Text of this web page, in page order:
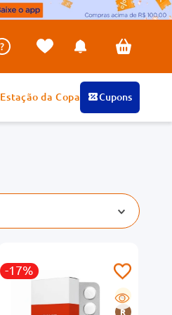
Estação da Copa Cupons
-17%
G
R